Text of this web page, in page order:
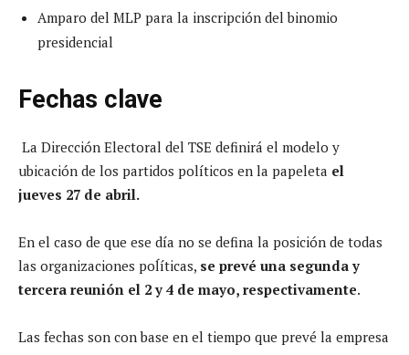
Amparo del MLP para la inscripción del binomio
presidencial
Fechas clave
La Dirección Electoral del TSE definirá el modelo y
ubicación de los partidos políticos en la papeleta el
jueves 27 de abril.
En el caso de que ese día no se defina la posición de todas
las organizaciones poĺíticas, se prevé una segunda y
tercera reunión el 2 y 4 de mayo, respectivamente.
Las fechas son con base en el tiempo que prevé la empresa